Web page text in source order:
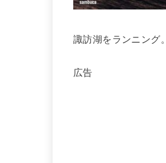
諏訪湖をランニング。
広告